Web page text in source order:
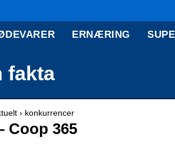
ERNÆRING
fakta
› konkurrencer
Coop 365